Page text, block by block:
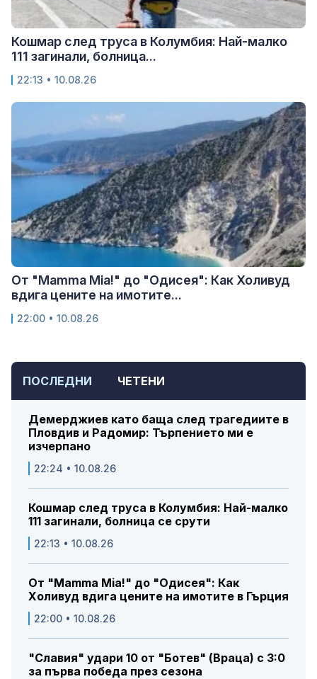
ПОСЛЕДНИ ЧЕТЕНИ
Демерджиев като баща след трагедиите в
Пловдив и Радомир: Търпението ми е
изчерпано
22:24 • 10.08.26
Кошмар след труса в Колумбия: Най-малко
111 загинали, болница се срути
22:13 • 10.08.26
От "Mamma Mia!" до "Одисея": Как
Холивуд вдига цените на имотите в Гърция
22:00 • 10.08.26
"Славия" удари 10 от "Ботев" (Враца) с 3:0
за първа победа през сезона
Кошмар след труса в Колумбия: Най-малко
111 загинали, болница...
22:13 • 10.08.26
От "Mamma Mia!" до "Одисея": Как Холивуд
вдига цените на имотите...
22:00 • 10.08.26